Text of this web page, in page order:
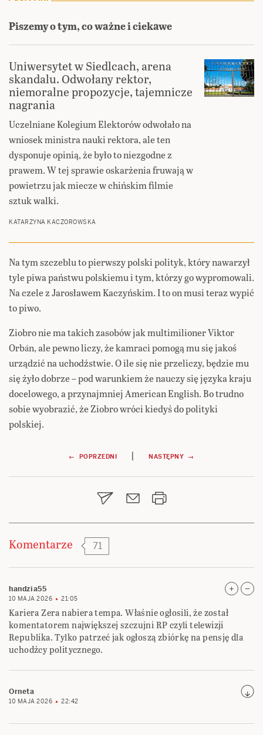
Piszemy o tym, co ważne i ciekawe
Uniwersytet w Siedlcach, arena
skandalu. Odwołany rektor,
niemoralne propozycje, tajemnicze
nagrania
Uczelniane Kolegium Elektorów odwołało na
wniosek ministra nauki rektora, ale ten
dysponuje opinią, że było to niezgodne z
prawem. W tej sprawie oskarżenia fruwają w
powietrzu jak miecze w chińskim filmie
sztuk walki.
KATARZYNA KACZOROWSKA
Na tym szczeblu to pierwszy polski polityk, który nawarzył
tyle piwa państwu polskiemu i tym, którzy go wypromowali.
Na czele z Jarosławem Kaczyńskim. I to on musi teraz wypić
to piwo.
Ziobro nie ma takich zasobów jak multimilioner Viktor
Orbán, ale pewno liczy, że kamraci pomogą mu się jakoś
urządzić na uchodźstwie. O ile się nie przeliczy, będzie mu
się żyło dobrze – pod warunkiem że nauczy się języka kraju
docelowego, a przynajmniej American English. Bo trudno
sobie wyobrazić, że Ziobro wróci kiedyś do polityki
polskiej.
Nawigacja
wpisu
← POPRZEDNI | NASTĘPNY →
Komentarze 71
handzia55
10 MAJA 2026 21:05
Kariera Zera nabiera tempa. Właśnie ogłosili, że został
komentatorem największej szczujni RP czyli telewizji
Republika. Tylko patrzeć jak ogłoszą zbiórkę na pensję dla
uchodźcy politycznego.
Orneta
10 MAJA 2026 22:42